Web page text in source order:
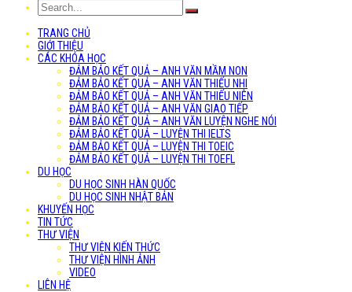
TRANG CHỦ
GIỚI THIỆU
CÁC KHÓA HỌC
ĐẢM BẢO KẾT QUẢ – ANH VĂN MẦM NON
ĐẢM BẢO KẾT QUẢ – ANH VĂN THIẾU NHI
ĐẢM BẢO KẾT QUẢ – ANH VĂN THIẾU NIÊN
ĐẢM BẢO KẾT QUẢ – ANH VĂN GIAO TIẾP
ĐẢM BẢO KẾT QUẢ – ANH VĂN LUYỆN NGHE NÓI
ĐẢM BẢO KẾT QUẢ – LUYỆN THI IELTS
ĐẢM BẢO KẾT QUẢ – LUYỆN THI TOEIC
ĐẢM BẢO KẾT QUẢ – LUYỆN THI TOEFL
DU HỌC
DU HỌC SINH HÀN QUỐC
DU HỌC SINH NHẬT BẢN
KHUYẾN HỌC
TIN TỨC
THƯ VIỆN
THƯ VIỆN KIẾN THỨC
THƯ VIỆN HÌNH ẢNH
VIDEO
LIÊN HỆ